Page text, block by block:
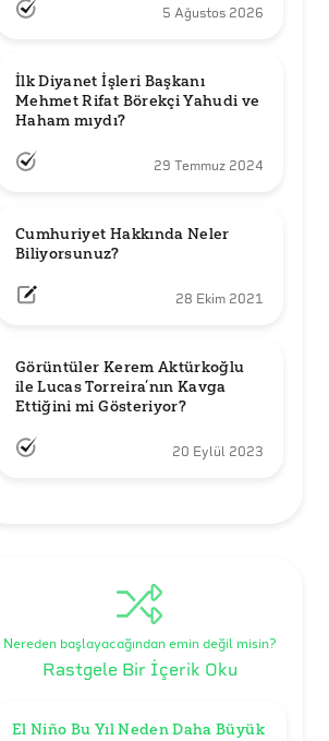
5 Ağustos 2026
İlk Diyanet İşleri Başkanı
Mehmet Rifat Börekçi Yahudi ve
Haham mıydı?
29 Temmuz 2024
Cumhuriyet Hakkında Neler
Biliyorsunuz?
28 Ekim 2021
Görüntüler Kerem Aktürkoğlu
ile Lucas Torreira’nın Kavga
Ettiğini mi Gösteriyor?
20 Eylül 2023
Nereden başlayacağından emin değil misin?
Rastgele Bir İçerik Oku
El Niño Bu Yıl Neden Daha Büyük